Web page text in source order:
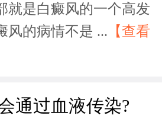
就是白癜风的一个高发
风的病情不是 ... 【查看
通过血液传染?